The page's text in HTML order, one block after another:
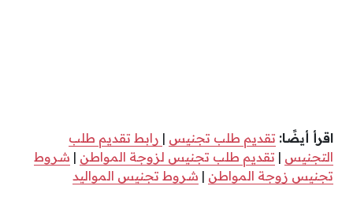
اقرأ أيضًا: تقديم طلب تجنيس | رابط تقديم طلب
التجنيس | تقديم طلب تجنيس لزوجة المواطن | شروط
تجنيس زوجة المواطن | شروط تجنيس المواليد